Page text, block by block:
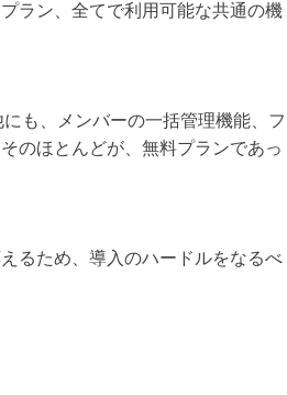
ラン、全てで利用可能な共通の機
も、メンバーの一括管理機能、フ
のほとんどが、無料プランであっ
るため、導入のハードルをなるべ